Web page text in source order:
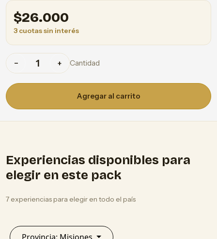
$26.000
3 cuotas sin interés
− + Cantidad
Agregar al carrito
Experiencias disponibles para
elegir en este pack
7 experiencias para elegir en todo el país